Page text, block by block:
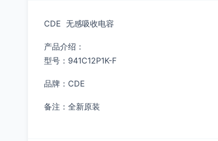
CDE 无感吸收电容
产品介绍：
型号：941C12P1K-F
品牌：CDE
备注：全新原装